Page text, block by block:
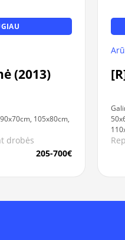
(2013)
105x80cm,
drobės
205-700€